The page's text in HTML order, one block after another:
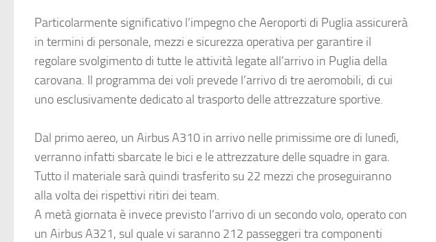
Particolarmente significativo l’impegno cheAeroporti di Pugliaassicurerà
in termini di personale, mezzi e sicurezza operativa per garantire il
regolare svolgimento di tutte le attività legate all’arrivo in Puglia della
carovana. Il programma dei voli prevede l’arrivo di tre aeromobili, di cui
uno esclusivamente dedicato al trasporto delle attrezzature sportive.
Dal primo aereo, un Airbus A310 in arrivo nelle primissime ore di lunedì,
verranno infatti sbarcate le bici e le attrezzature delle squadre in gara.
Tutto il materiale sarà quindi trasferito su 22 mezzi che proseguiranno
alla volta dei rispettivi ritiri dei team.
A metà giornata è invece previsto l’arrivo di un secondo volo, operato con
un Airbus A321, sul quale vi saranno 212 passeggeri tra componenti